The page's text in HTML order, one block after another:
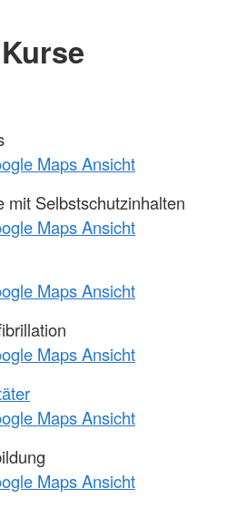
Kurse
Maps Ansicht
mit Selbstschutzinhalten
Maps Ansicht
Maps Ansicht
Maps Ansicht
Maps Ansicht
Maps Ansicht